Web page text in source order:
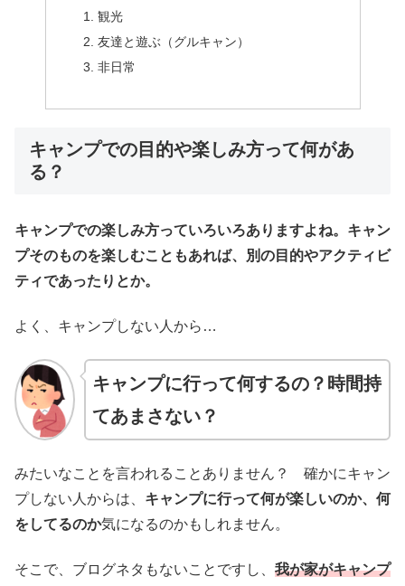
観光
友達と遊ぶ（グルキャン）
非日常
キャンプでの目的や楽しみ方って何があ
る？
キャンプでの楽しみ方っていろいろありますよね。キャン
プそのものを楽しむこともあれば、別の目的やアクティビ
ティであったりとか。
よく、キャンプしない人から…
キャンプに行って何するの？時間持
てあまさない？
みたいなことを言われることありません？ 確かにキャン
プしない人からは、 キャンプに行って何が楽しいのか、何
をしてるのか気になるのかもしれません。
そこで、ブログネタもないことですし、 我が家がキャンプ